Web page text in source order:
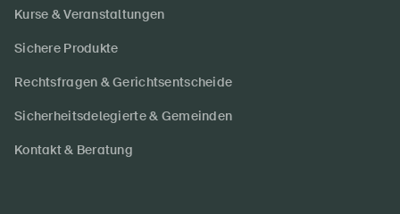
Kurse & Veranstaltungen
Sichere Produkte
Rechtsfragen & Gerichtsentscheide
Sicherheitsdelegierte & Gemeinden
Kontakt & Beratung